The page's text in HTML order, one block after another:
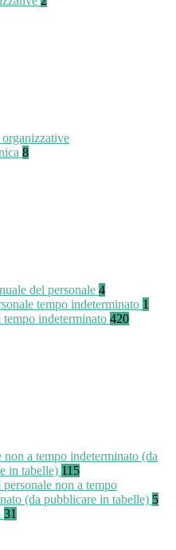
8
del personale 4
tempo indeterminato 1
tempo indeterminato 420
non a tempo indeterminato (da
in tabelle) 115
non a tempo
(da pubblicare in tabelle) 5
31